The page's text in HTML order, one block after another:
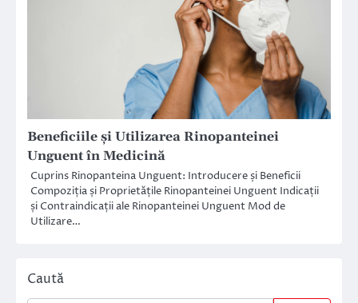
Beneficiile și Utilizarea Rinopanteinei
Unguent în Medicină
Cuprins Rinopanteina Unguent: Introducere și Beneficii
Compoziția și Proprietățile Rinopanteinei Unguent Indicații
și Contraindicații ale Rinopanteinei Unguent Mod de
Utilizare…
Caută